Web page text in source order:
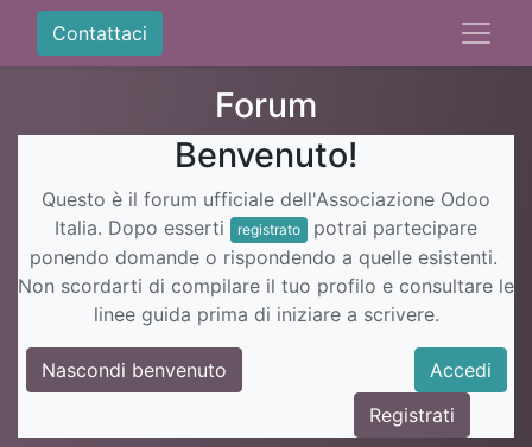
Contattaci
Forum
Benvenuto!
Questo è il forum ufficiale dell'Associazione Odoo
Italia. Dopo esserti
registrato
potrai partecipare
ponendo domande o rispondendo a quelle esistenti.
Non scordarti di compilare il tuo profilo e consultare le
linee guida prima di iniziare a scrivere.
Nascondi benvenuto
Accedi
Registrati